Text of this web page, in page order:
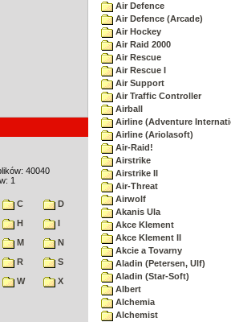
40040
1
C
D
H
I
M
N
R
S
W
X
Air Defence
Air Defence (Arcade)
Air Hockey
Air Raid 2000
Air Rescue
Air Rescue I
Air Support
Air Traffic Controller
Airball
Airline (Adventure
Airline (Ariolasoft)
Air-Raid!
Airstrike
Airstrike II
Air-Threat
Airwolf
Akanis Ula
Akce Klement
Akce Klement II
Akcie a Tovarny
Aladin (Petersen, Ulf)
Aladin (Star-Soft)
Albert
Alchemia
Alchemist